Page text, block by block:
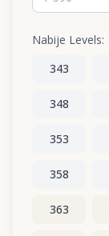
Nabije Levels:
343
348
353
358
363